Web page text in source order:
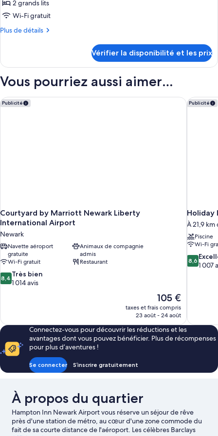
grand
lit,
pour
ce
type
Chambre,
grands
baignoire
2 grands lits
Wi-Fi gratuit
Plus de détails
Plus
le
de
Chambre,
2
Vérifier la disponibilité et les prix
Vous pourriez aussi aimer…
Publicité
Courtyard by Marriott Newark Liberty
International Airport
Newark
Navette aéroport
gratuite
Animaux de compagnie
admis
Wi-Fi gratuit
Restaurant
8.4
sur
1 014 avis
8,4 Très bien
1 014 avis
Le
nouveau
prix
de
105 €
105 €
taxes et frais compris
23 août - 24 août
Courtyard by Marriott Newark Liberty International Airport
Publicité
Holiday
À 21,9
Piscine
Wi-Fi
8.6
sur
8,6
1 007
Holiday
Connectez-vous pour découvrir les réductions et les
avantages dont vous pouvez bénéficier. Plus de récompenses
pour plus d’aventures !
Se connecter S’inscrire gratuitement
À propos du quartier
Hampton Inn Newark Airport vous réserve un séjour de rêve
près d'une station de métro, au cœur d'une zone commode du
fait de sa courte distance de l'aéroport. Les célèbres Barclays